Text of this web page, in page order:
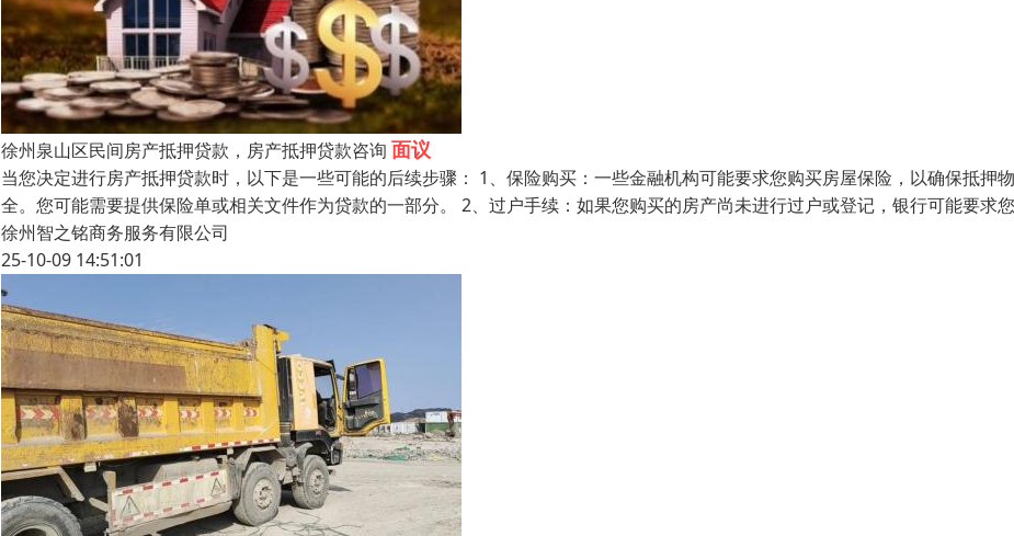
徐州泉山区民间房产抵押贷款，房产抵押贷款咨询 面议
当您决定进行房产抵押贷款时，以下是一些可能的后续步骤： 1、保险购买：一些金融机构可能要求您购买房屋保险，以确保抵押
全。您可能需要提供保险单或相关文件作为贷款的一部分。 2、过户手续：如果您购买的房产尚未进行过户或登记，银行可能要求您
徐州智之铭商务服务有限公司
25-10-09 14:51:01